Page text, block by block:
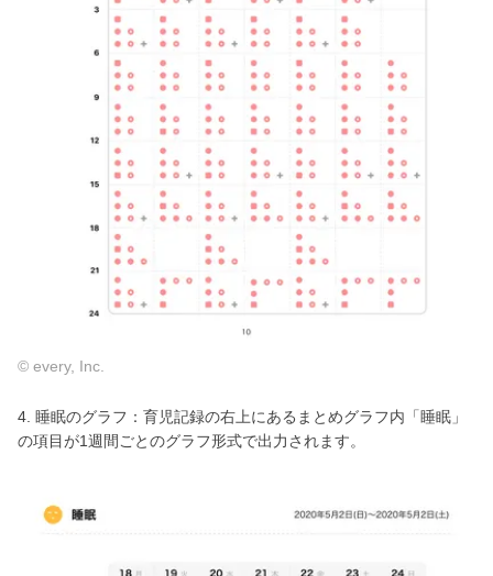
© every, Inc.
4. 睡眠のグラフ：育児記録の右上にあるまとめグラフ内「睡眠」
の項目が1週間ごとのグラフ形式で出力されます。